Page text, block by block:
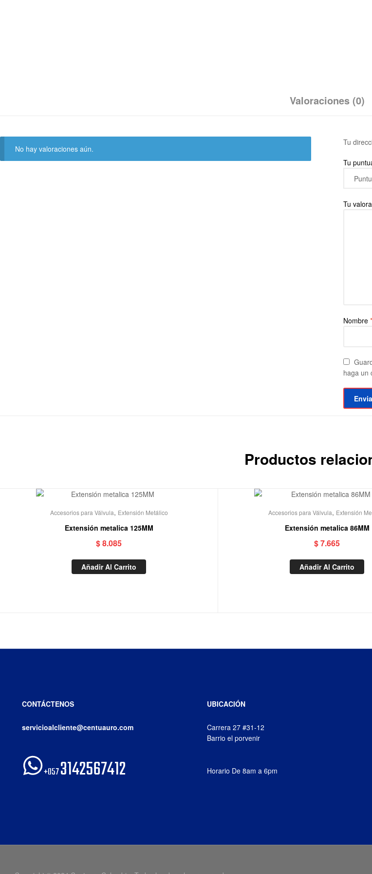
Valoraciones (0)
No hay valoraciones aún.
Tu
Tu
Tu
Nombre*
haga un
Productos
Accesorios para Válvula, Extensión Metálico
Extensión metalica 125MM
$8.085
Añadir Al Carrito
Accesorios para Válvula, Extensión
Extensión metalica 86MM
$7.665
Añadir Al Carrito
CONTÁCTENOS
servicioalcliente@centuauro.com
+0573142567412
UBICACIÓN
Carrera 27 #31-12
Barrio el porvenir
Horario De 8am a 6pm